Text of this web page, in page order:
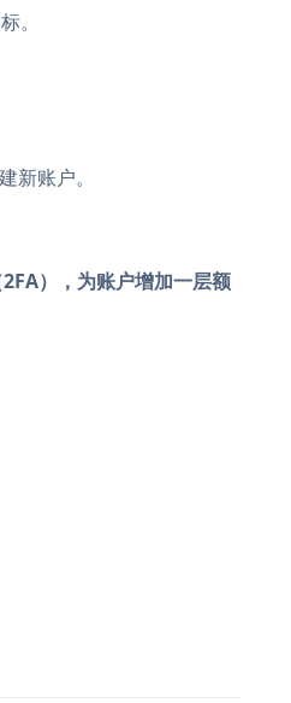
。
新账户。
），为账户增加一层额